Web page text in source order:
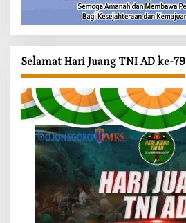
Selamat Hari Juang TNI AD ke-79